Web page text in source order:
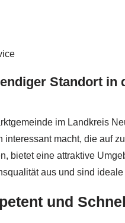
Standort in
im Landkreis
interessant macht, die
bietet eine attraktive
aus und sind
und